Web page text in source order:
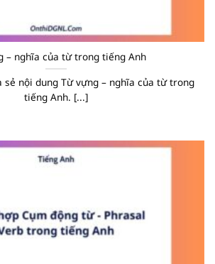
– nghĩa của từ trong tiếng Anh
sẻ nội dung Từ vựng – nghĩa của từ trong
tiếng Anh. [...]